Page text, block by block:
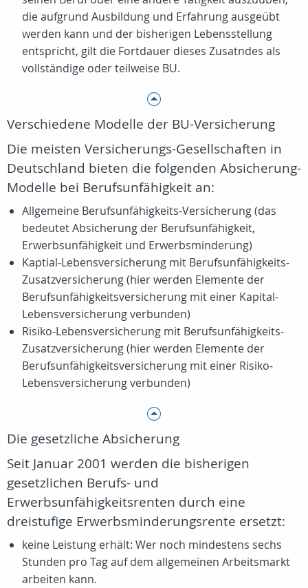
die aufgrund Ausbildung und Erfahrung ausgeübt
werden kann und der bisherigen Lebensstellung
entspricht, gilt die Fortdauer dieses Zusatndes als
vollständige oder teilweise BU.
Verschiedene Modelle der BU-Versicherung
Die meisten Versicherungs-Gesellschaften in
Deutschland bieten die folgenden Absicherung-
Modelle bei Berufsunfähigkeit an:
Allgemeine Berufsunfähigkeits-Versicherung (das
bedeutet Absicherung der Berufsunfähigkeit,
Erwerbsunfähigkeit und Erwerbsminderung)
Kaptial-Lebensversicherung mit Berufsunfähigkeits-
Zusatzversicherung (hier werden Elemente der
Berufsunfähigkeitsversicherung mit einer Kapital-
Lebensversicherung verbunden)
Risiko-Lebensversicherung mit Berufsunfähigkeits-
Zusatzversicherung (hier werden Elemente der
Berufsunfähigkeitsversicherung mit einer Risiko-
Lebensversicherung verbunden)
Die gesetzliche Absicherung
Seit Januar 2001 werden die bisherigen
gesetzlichen Berufs- und
Erwerbsunfähigkeitsrenten durch eine
dreistufige Erwerbsminderungsrente ersetzt:
keine Leistung erhält: Wer noch mindestens sechs
Stunden pro Tag auf dem allgemeinen Arbeitsmarkt
arbeiten kann.